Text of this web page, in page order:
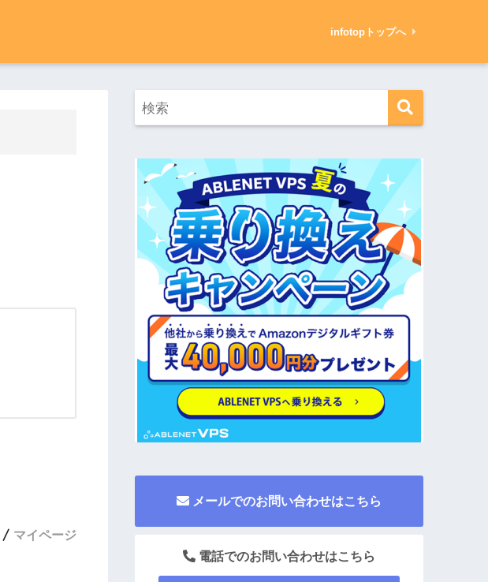
infotopトップへ
マイページ
メールでのお問い合わせはこちら
電話でのお問い合わせはこちら